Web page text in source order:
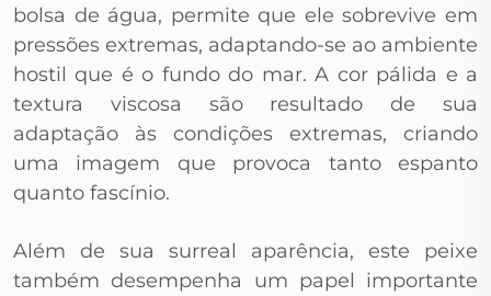
bolsa de água, permite que ele sobrevive em
pressões extremas, adaptando-se ao ambiente
hostil que é o fundo do mar. A cor pálida e a
textura viscosa são resultado de sua
adaptação às condições extremas, criando
uma imagem que provoca tanto espanto
quanto fascínio.
Além de sua surreal aparência, este peixe
também desempenha um papel importante